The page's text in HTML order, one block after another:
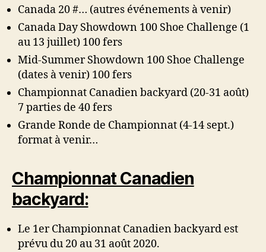
Canada 20 #… (autres événements à venir)
Canada Day Showdown 100 Shoe Challenge (1
au 13 juillet) 100 fers
Mid-Summer Showdown 100 Shoe Challenge
(dates à venir) 100 fers
Championnat Canadien backyard (20-31 août)
7 parties de 40 fers
Grande Ronde de Championnat (4-14 sept.)
format à venir…
Championnat Canadien
backyard:
Le 1er Championnat Canadien backyard est
prévu du 20 au 31 août 2020.